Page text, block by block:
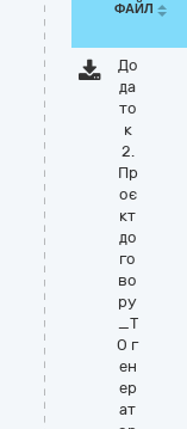
ФАЙЛ
До
да
то
к
2.
Пр
оє
кт
до
го
во
ру
_Т
О г
ен
ер
ат